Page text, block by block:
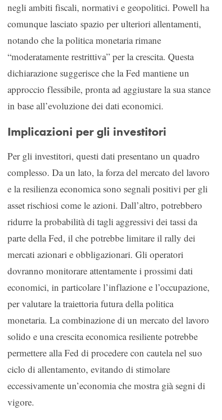
negli ambiti fiscali, normativi e geopolitici. Powell ha
comunque lasciato spazio per ulteriori allentamenti,
notando che la politica monetaria rimane
“moderatamente restrittiva” per la crescita. Questa
dichiarazione suggerisce che la Fed mantiene un
approccio flessibile, pronta ad aggiustare la sua stance
in base all’evoluzione dei dati economici.
Implicazioni per gli investitori
Per gli investitori, questi dati presentano un quadro
complesso. Da un lato, la forza del mercato del lavoro
e la resilienza economica sono segnali positivi per gli
asset rischiosi come le azioni. Dall’altro, potrebbero
ridurre la probabilità di tagli aggressivi dei tassi da
parte della Fed, il che potrebbe limitare il rally dei
mercati azionari e obbligazionari. Gli operatori
dovranno monitorare attentamente i prossimi dati
economici, in particolare l’inflazione e l’occupazione,
per valutare la traiettoria futura della politica
monetaria. La combinazione di un mercato del lavoro
solido e una crescita economica resiliente potrebbe
permettere alla Fed di procedere con cautela nel suo
ciclo di allentamento, evitando di stimolare
eccessivamente un’economia che mostra già segni di
vigore.